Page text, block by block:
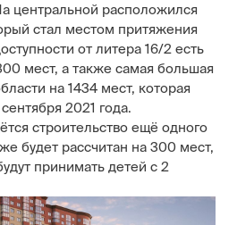
центральной расположился
стал местом притяжения
от литера 16/2 есть
мест, а также самая большая
на 1434 мест, которая
2021 года.
строительство ещё одного
будет рассчитан на 300 мест,
принимать детей с 2